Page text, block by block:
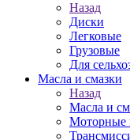
Назад
Диски
Легковые
Грузовые
Для
Масла и смазки
Назад
Масла и
Моторные